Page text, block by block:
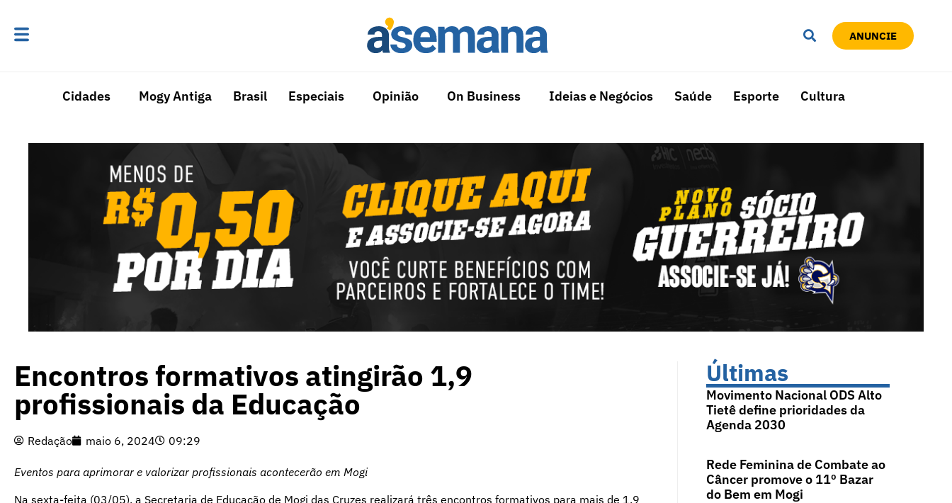
ANUNCIE
Cidades Mogy Antiga Brasil Especiais Opinião On Business Ideias e Negócios Saúde Esporte Cultura
Encontros formativos atingirão 1,9
profissionais da Educação
Redação maio 6, 2024 09:29
Eventos para aprimorar e valorizar profissionais acontecerão em Mogi
Na sexta-feita (03/05), a Secretaria de Educação de Mogi das Cruzes realizará três encontros formativos para mais de 1,9
Últimas
Movimento Nacional ODS Alto
Tietê define prioridades da
Agenda 2030
Rede Feminina de Combate ao
Câncer promove o 11º Bazar
do Bem em Mogi